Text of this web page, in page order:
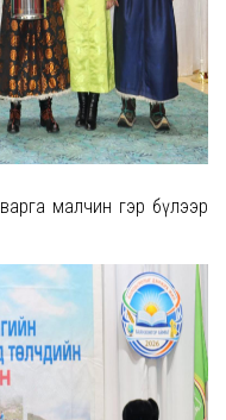
малчин гэр бүлээр